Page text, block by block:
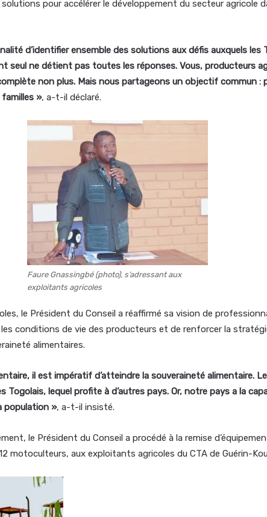
pour accélérer le développement du secteur agricole
d’identifier ensemble des solutions aux défis auxquels les
seul ne détient pas toutes les réponses. Vous, producteurs
non plus. Mais nous partageons un objectif commun :
», a-t-il déclaré.
Faure Gnassingbé (photo), s’adressant aux
exploitants agricoles
le Président du Conseil a réaffirmé sa vision de
les conditions de vie des producteurs et de renforcer la
alimentaires.
il est impératif d’atteindre la souveraineté alimentaire.
Togolais, lequel profite à d’autres pays. Or, notre pays a la
population », a-t-il insisté.
le Président du Conseil a procédé à la remise
motoculteurs, aux exploitants agricoles du CTA de Guérin-